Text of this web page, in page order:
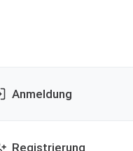
Anmeldung
Registrierung